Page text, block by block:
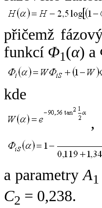
přičemž
funkcí Φ1(α) a
kde
,
a parametryA1
C2 = 0,238.